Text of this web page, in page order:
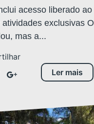
acesso liberado ao
atividades exclusivas O
mas a...
Ler mais